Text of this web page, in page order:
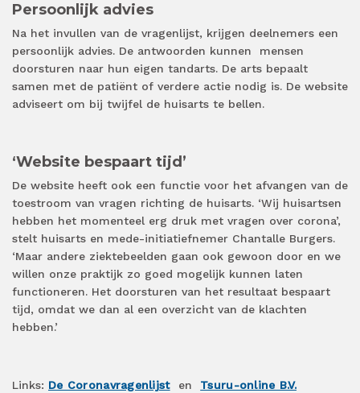
Persoonlijk advies
Na het invullen van de vragenlijst, krijgen deelnemers een
persoonlijk advies. De antwoorden kunnen mensen
doorsturen naar hun eigen tandarts. De arts bepaalt
samen met de patiënt of verdere actie nodig is. De website
adviseert om bij twijfel de huisarts te bellen.
‘Website bespaart tijd’
De website heeft ook een functie voor het afvangen van de
toestroom van vragen richting de huisarts. ‘Wij huisartsen
hebben het momenteel erg druk met vragen over corona’,
stelt huisarts en mede-initiatiefnemer Chantalle Burgers.
‘Maar andere ziektebeelden gaan ook gewoon door en we
willen onze praktijk zo goed mogelijk kunnen laten
functioneren. Het doorsturen van het resultaat bespaart
tijd, omdat we dan al een overzicht van de klachten
hebben.’
Links: De Coronavragenlijst en Tsuru-online B.V.